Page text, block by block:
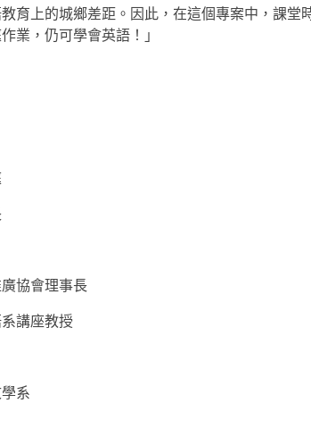
育上的城鄉差距。因此，在這個專案中，課
業，仍可學會英語！」
協會理事長
講座教授
系